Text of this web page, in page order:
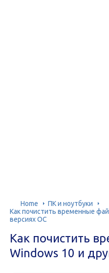
Home
ПК и ноутбуки
Как почистить временные
версиях ОС
Как почистить
Windows 10 и